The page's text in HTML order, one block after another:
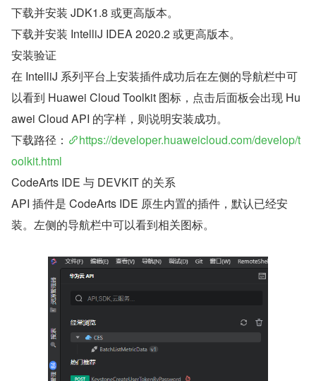
下载并安装 JDK1.8 或更高版本。
下载并安装 IntelliJ IDEA 2020.2 或更高版本。
安装验证
在 IntelliJ 系列平台上安装插件成功后在左侧的导航栏中可
以看到 Huawei Cloud Toolkit 图标，点击后面板会出现 Hu
awei Cloud API 的字样，则说明安装成功。
下载路径：
https://developer.huaweicloud.com/develop/t
oolkit.html
CodeArts IDE 与 DEVKIT 的关系
API 插件是 CodeArts IDE 原生内置的插件，默认已经安
装。左侧的导航栏中可以看到相关图标。